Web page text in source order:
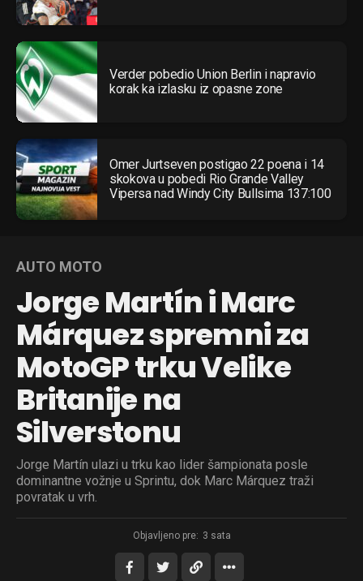
Verder pobedio Union Berlin i napravio
korak ka izlasku iz opasne zone
Omer Jurtseven postigao 22 poena i 14
skokova u pobedi Rio Grande Valley
Vipersa nad Windy City Bullsima 137:100
AUTO MOTO
Jorge Martín i Marc
Márquez spremni za
MotoGP trku Velike
Britanije na
Silverstonu
Jorge Martín ulazi u trku kao lider šampionata posle
dominantne vožnje u Sprintu, dok Marc Márquez traži
povratak u vrh.
Objavljeno pre: 3 sata